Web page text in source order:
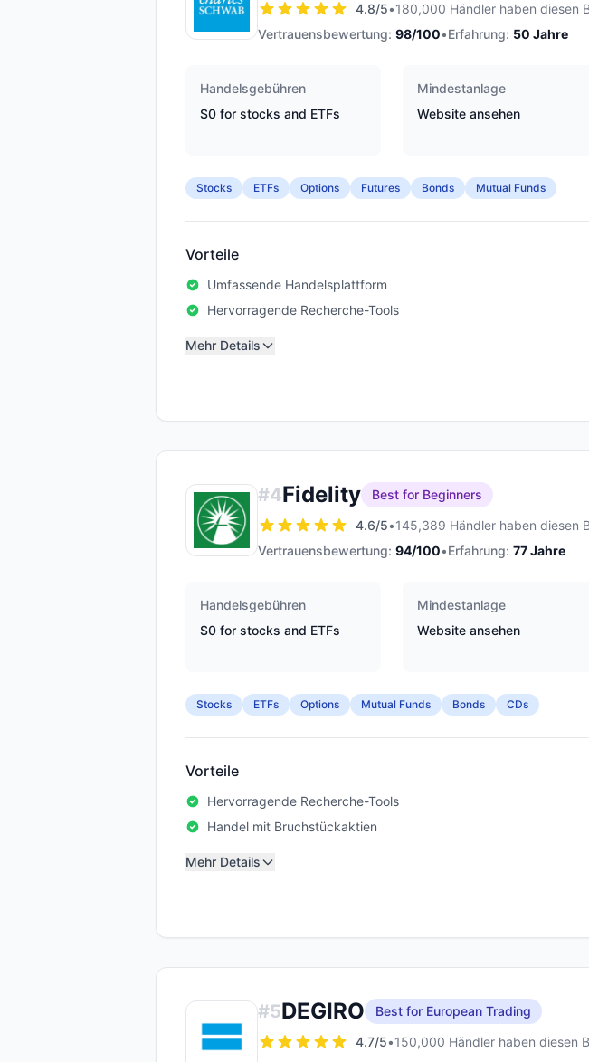
4.8/5•180,000 Händler haben diesen
Vertrauensbewertung: 98/100•Erfahrung: 50 Jahre
Handelsgebühren
$0 for stocks and ETFs
Mindestanlage
Website ansehen
Stocks ETFs Options Futures Bonds Mutual Funds
Vorteile
Umfassende Handelsplattform
Hervorragende Recherche-Tools
Mehr Details
#4Fidelity
Best for Beginners
4.6/5•145,389 Händler haben diesen
Vertrauensbewertung: 94/100•Erfahrung: 77Jahre
Handelsgebühren
$0 for stocks and ETFs
Mindestanlage
Website ansehen
Stocks ETFs Options Mutual Funds Bonds CDs
Vorteile
Hervorragende Recherche-Tools
Handel mit Bruchstückaktien
Mehr Details
#5DEGIRO
Best for European Trading
4.7/5•150,000 Händler haben diesen